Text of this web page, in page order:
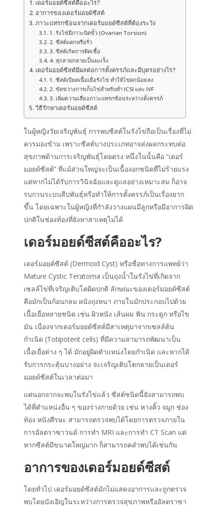
เดอร์มอยด์ซีสต์คืออะไร?
อาการของเดอร์มอยด์ซีสต์
ภาวะแทรกซ้อนจากเดอร์มอยด์ซีสต์ที่ต้องระวัง
1. รังไข่มีภาวะบิดขั้ว (Ovarian Torsion)
2. ซีสต์แตกหรือรั่ว
3. ซีสต์เกิดการติดเชื้อ
4. ลุกลามกลายเป็นมะเร็ง
เดอร์มอยด์ซีสต์มีผลต่อการตั้งครรภ์และมีบุตรอย่างไร?
1. ซีสต์เบียดเนื้อเยื่อรังไข่ ทำให้ไข่ตกน้อยลง
2. ขัดขวางการเก็บไข่สำหรับทำ ICSI และ IVF
3. เพิ่มความเสี่ยงภาวะแทรกซ้อนระหว่างตั้งครรภ์
วิธีรักษาเดอร์มอยด์ซีสต์
ในผู้หญิงวัยเจริญพันธุ์ การพบซีสต์ในรังไข่ถือเป็นเรื่องที่ไม่
ควรมองข้าม เพราะซีสต์บางประเภทอาจส่งผลกระทบต่อ
สุขภาพด้านการเจริญพันธุ์โดยตรง หนึ่งในนั้นคือ “เดอร์
มอยด์ซีสต์” ที่แม้ส่วนใหญ่จะเป็นเนื้องอกชนิดที่ไม่ร้ายแรง
แต่หากไม่ได้รับการวินิจฉัยและดูแลอย่างเหมาะสม ก็อาจ
รบกวนระบบสืบพันธุ์หรือทำให้การตั้งครรภ์เป็นเรื่องยาก
ขึ้น โดยเฉพาะในผู้หญิงที่กำลังวางแผนมีลูกหรือมีอาการผิด
ปกติในช่องท้องที่ยังหาสาเหตุไม่ได้
เดอร์มอยด์ซีสต์คืออะไร?
เดอร์มอยด์ซีสต์ (Dermoid Cyst) หรือชื่อทางการแพทย์ว่า
Mature Cystic Teratoma เป็นถุงน้ำในรังไข่ที่เกิดจาก
เซลล์ไข่ที่เจริญเติบโตผิดปกติ ลักษณะของเดอร์มอยด์ซีสต์
คือมักเป็นก้อนกลม ผนังถุงหนา ภายในมักประกอบไปด้วย
เนื้อเยื่อหลายชนิด เช่น ผิวหนัง เส้นผม ฟัน กระดูก หรือไข
มัน เนื่องจากเดอร์มอยด์ซีสต์มีสาเหตุมาจากเซลล์ต้น
กำเนิด (Totipotent cells) ที่มีความสามารถพัฒนาเป็น
เนื้อเยื่อต่าง ๆ ได้ มักอยู่ผิดตำแหน่งโดยกำเนิด และหากได้
รับการกระตุ้นบางอย่าง จะเจริญเติบโตกลายเป็นเดอร์
มอยด์ซีสต์ในเวลาต่อมา
แต่นอกจากจะพบในรังไข่แล้ว ซีสต์ชนิดนี้ยังสามารถพบ
ได้ที่ตำแหน่งอื่น ๆ ของร่างกายด้วย เช่น หางคิ้ว จมูก ช่อง
ท้อง หนังศีรษะ สามารถตรวจพบได้โดยการตรวจภายใน
การอัลตราซาวนด์ การทำ MRI และการทำ CT Scan แต่
หากซีสต์มีขนาดใหญ่มาก ก็สามารถคลำพบได้เช่นกัน
อาการของเดอร์มอยด์ซีสต์
โดยทั่วไป เดอร์มอยด์ซีสต์มักไม่แสดงอาการและถูกตรวจ
พบโดยบังเอิญในระหว่างการตรวจสุขภาพหรืออัลตราซา